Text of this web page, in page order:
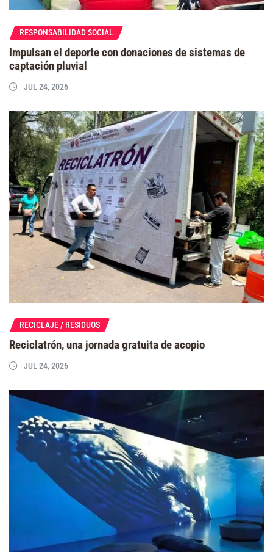
RESPONSABILIDAD SOCIAL
Impulsan el deporte con donaciones de sistemas de
captación pluvial
JUL 24, 2026
RECICLAJE / RESIDUOS
Reciclatrón, una jornada gratuita de acopio
JUL 24, 2026